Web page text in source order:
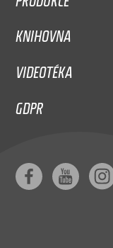
KNIHOVNA
VIDEOTÉKA
GDPR